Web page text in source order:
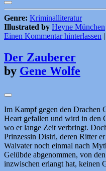
Genre: Kriminalliteratur
Illustrated by Heyne München
Einen Kommentar hinterlassen
Der Zauberer
by Gene Wolfe
Im Kampf gegen den Drachen
Heart gefallen und wird in den
wo er lange Zeit verbringt.
Prinzessin Disiri, deren Ritter
Walvater noch einmal nach
Gelübde abgenommen, von
inzwischen erlangt hat, keinen